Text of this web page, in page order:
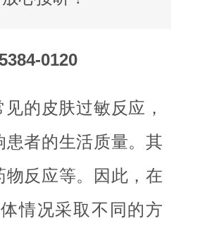
0120
的皮肤过敏反应，
者的生活质量。其
反应等。因此，在
情况采取不同的方